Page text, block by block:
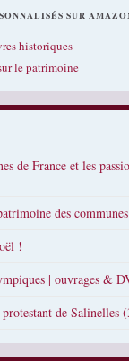
SUR
historiques
le patrimoine
de France et les
des
!
| ouvrages &
de Salinelles